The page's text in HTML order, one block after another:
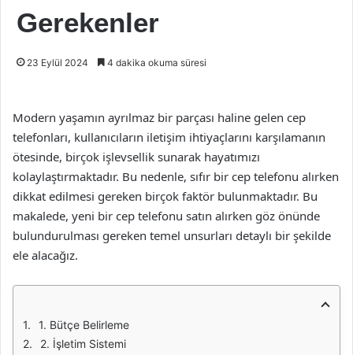
Gerekenler
23 Eylül 2024 4 dakika okuma süresi
Modern yaşamın ayrılmaz bir parçası haline gelen cep
telefonları, kullanıcıların iletişim ihtiyaçlarını karşılamanın
ötesinde, birçok işlevsellik sunarak hayatımızı
kolaylaştırmaktadır. Bu nedenle, sıfır bir cep telefonu alırken
dikkat edilmesi gereken birçok faktör bulunmaktadır. Bu
makalede, yeni bir cep telefonu satın alırken göz önünde
bulundurulması gereken temel unsurları detaylı bir şekilde
ele alacağız.
1. Bütçe Belirleme
2. İşletim Sistemi